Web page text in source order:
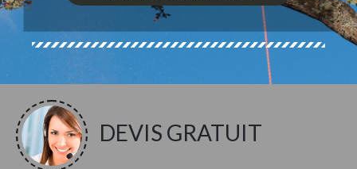
DEVIS GRATUIT